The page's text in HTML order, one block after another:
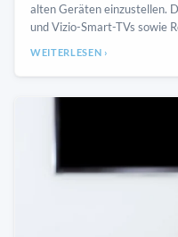
alten Geräten einzustellen.
und Vizio-Smart-TVs sowie
WEITERLESEN ›